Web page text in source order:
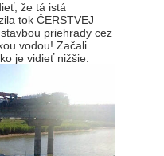
že tá istá
tok ČERSTVEJ
priehrady cez
vodou! Začali
je vidieť nižšie: